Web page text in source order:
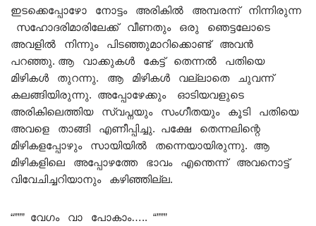
ഇടക്കെപ്പോഴോ നോട്ടം അരികിൽ അമ്പരന്ന് നിന്നിരുന്ന
സഹോദരിമാരിലേക്ക് വീണതും ഒരു ഞെട്ടലോടെ
അവളിൽ നിന്നും പിടഞ്ഞുമാറിക്കൊണ്ട് അവൻ
പറഞ്ഞു. ആ വാക്കുകൾ കേട്ട് തെന്നൽ പതിയെ
മിഴികൾ തുറന്നു. ആ മിഴികൾ വല്ലാതെ ചുവന്ന്‌
കലങ്ങിയിരുന്നു. അപ്പോഴേക്കും ഓടിയവളുടെ
അരികിലെത്തിയ സ്വപ്നയും സംഗീതയും കൂടി പതിയെ
അവളെ താങ്ങി എണീപ്പിച്ചു. പക്ഷേ തെന്നലിന്റെ
മിഴികളപ്പോഴും സായിയിൽ തന്നെയായിരുന്നു. ആ
മിഴികളിലെ അപ്പോഴത്തേ ഭാവം എന്തെന്ന് അവനൊട്ട്
വിവേചിച്ചറിയാനും കഴിഞ്ഞില്ല.
“””” വേഗം വാ പോകാം….. “”””